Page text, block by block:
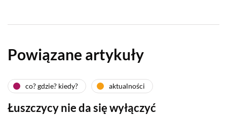
Powiązane artykuły
co? gdzie? kiedy? aktualności
Łuszczycy nie da się wyłączyć